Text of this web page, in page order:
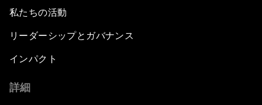
私たちの活動
リーダーシップとガバナンス
インパクト
詳細